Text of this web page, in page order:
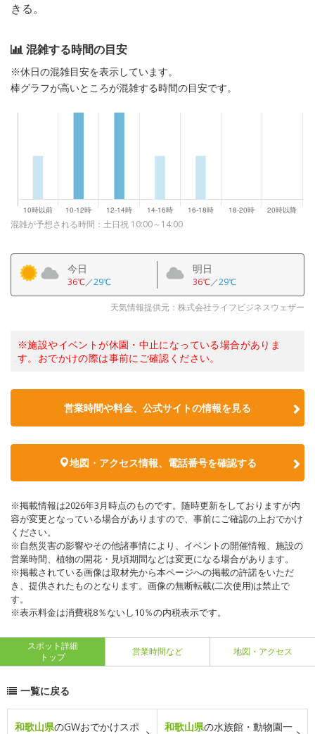
きる。
混雑する時間の目安
※休日の混雑目安を表示しています。
棒グラフが高いところが混雑する時間の目安です。
混雑が予想される時間：土日祝 10:00～14:00
今日
36℃／29℃
明日
36℃／29℃
天気情報提供元：株式会社ライフビジネスウェザー
※施設やイベントが休園・中止になっている場合がありま
す。おでかけの際は事前にご確認ください。
営業時間や料金、公式サイトの情報を見る
地図・アクセス情報、電話番号を確認する
※掲載情報は2026年3月時点のものです。随時更新をしておりますが内
容が変更となっている場合がありますので、事前にご確認の上おでかけ
ください。
※自然災害の影響やその他諸事情により、イベントの開催情報、施設の
営業時間、植物の開花・見頃期間などは変更になる場合があります。
※掲載されている画像は取材先から本ページへの掲載の許諾をいただ
き、提供されたものとなります。画像の無断転載(二次使用)は禁止で
す。
※表示料金は消費税8％ないし10％の内税表示です。
スポット詳細
トップ
営業時間など 地図・アクセス
一覧に戻る
和歌山県のGWおでかけスポ
和歌山県の水族館・動物園一